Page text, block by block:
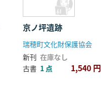
京ノ坪遺跡
瑞穂町文化財保護協会
新刊 在庫なし
古書 1 点 1,540 円